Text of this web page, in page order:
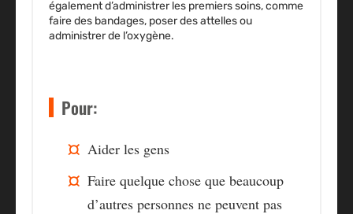
également d’administrer les premiers soins, comme
faire des bandages, poser des attelles ou
administrer de l’oxygène.
Pour:
Aider les gens
Faire quelque chose que beaucoup
d’autres personnes ne peuvent pas